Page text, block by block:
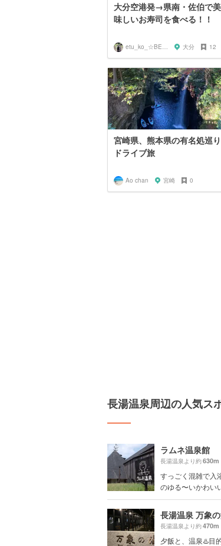
大分空港発→県南・佐伯で美
味しいお寿司を食べる！！
etu_ko_☆BEPPU 大分 12
宮崎県、熊本県の有名処巡り
ドライブ旅
Ao chan 宮崎 0
長湯温泉周辺の人気ス
ラムネ温泉館
長湯温泉より約630m
すっごく混雑で入
のゆる〜いかわい
長湯温泉 万象
長湯温泉より約470m
夕飯と、温泉♨️目